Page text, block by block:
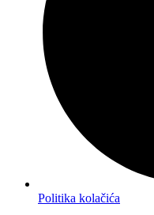
Politika kolačića